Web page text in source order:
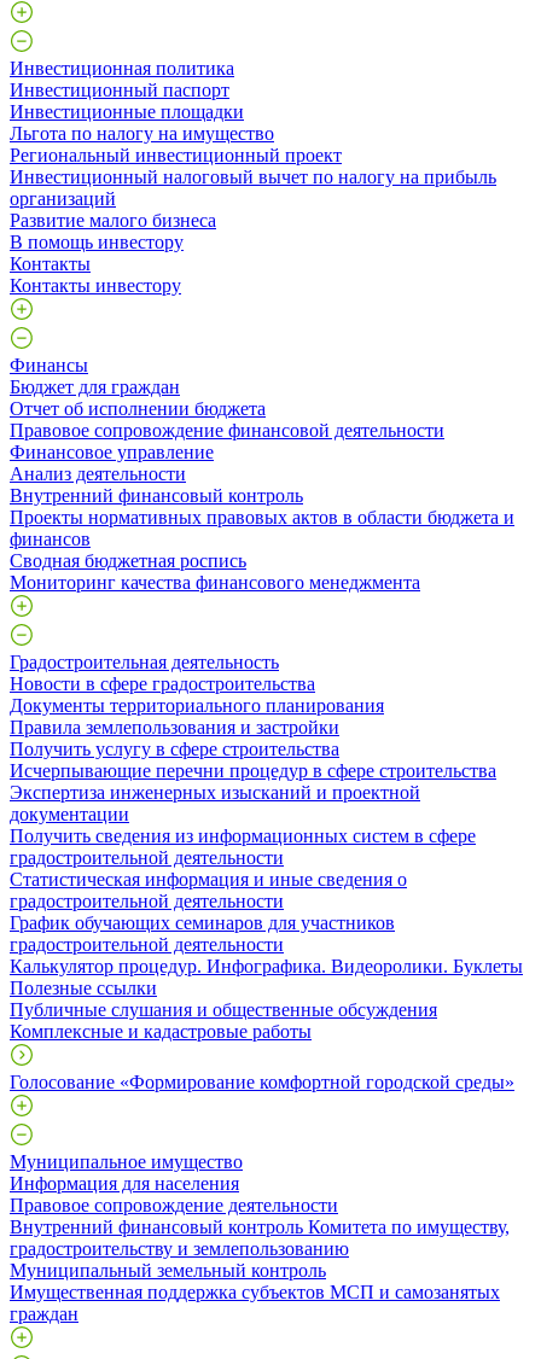
Инвестиционная политика
Инвестиционный паспорт
Инвестиционные площадки
Льгота по налогу на имущество
Региональный инвестиционный проект
Инвестиционный налоговый вычет по налогу на прибыль
организаций
Развитие малого бизнеса
В помощь инвестору
Контакты
Контакты инвестору
Финансы
Бюджет для граждан
Отчет об исполнении бюджета
Правовое сопровождение финансовой деятельности
Финансовое управление
Анализ деятельности
Внутренний финансовый контроль
Проекты нормативных правовых актов в области бюджета и
финансов
Сводная бюджетная роспись
Мониторинг качества финансового менеджмента
Градостроительная деятельность
Новости в сфере градостроительства
Документы территориального планирования
Правила землепользования и застройки
Получить услугу в сфере строительства
Исчерпывающие перечни процедур в сфере строительства
Экспертиза инженерных изысканий и проектной
документации
Получить сведения из информационных систем в сфере
градостроительной деятельности
Статистическая информация и иные сведения о
градостроительной деятельности
График обучающих семинаров для участников
градостроительной деятельности
Калькулятор процедур. Инфографика. Видеоролики. Буклеты
Полезные ссылки
Публичные слушания и общественные обсуждения
Комплексные и кадастровые работы
Голосование «Формирование комфортной городской среды»
Муниципальное имущество
Информация для населения
Правовое сопровождение деятельности
Внутренний финансовый контроль Комитета по имуществу,
градостроительству и землепользованию
Муниципальный земельный контроль
Имущественная поддержка субъектов МСП и самозанятых
граждан